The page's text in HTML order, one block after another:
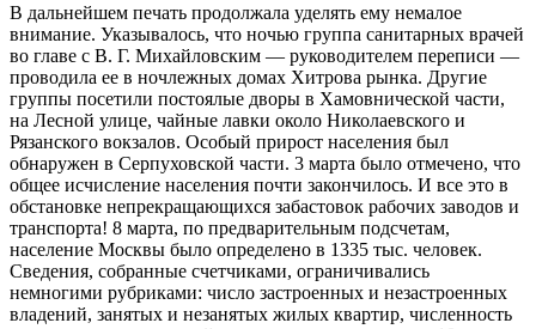
В дальнейшем печать продолжала уделять ему немалое
внимание. Указывалось, что ночью группа санитарных врачей
во главе с В. Г. Михайловским — руководителем переписи —
проводила ее в ночлежных домах Хитрова рынка. Другие
группы посетили постоялые дворы в Хамовнической части,
на Лесной улице, чайные лавки около Николаевского и
Рязанского вокзалов. Особый прирост населения был
обнаружен в Серпуховской части. 3 марта было отмечено, что
общее исчисление населения почти закончилось. И все это в
обстановке непрекращающихся забастовок рабочих заводов и
транспорта! 8 марта, по предварительным подсчетам,
население Москвы было определено в 1335 тыс. человек.
Сведения, собранные счетчиками, ограничивались
немногими рубриками: число застроенных и незастроенных
владений, занятых и незанятых жилых квартир, численность